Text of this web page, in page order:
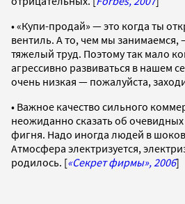
• «Купи-продай» — это когда ты
вентиль. А то, чем мы занимаемся,
тяжелый труд. Поэтому так мало
агрессивно развиваться в нашем
очень низкая — пожалуйста,
• Важное качество сильного
неожиданно сказать об очевидных
фигня. Надо иногда людей в
Атмосфера электризуется,
родилось. [«Секрет фирмы», 2006]